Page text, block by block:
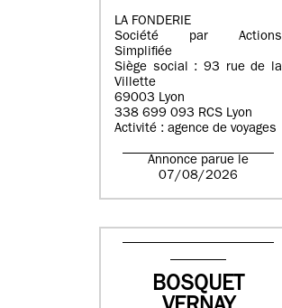
LA FONDERIE
Société par Actions
Simplifiée
Siège social : 93 rue de la
Villette
69003 Lyon
338 699 093 RCS Lyon
Activité : agence de voyages
Annonce parue le
07/08/2026
BOSQUET